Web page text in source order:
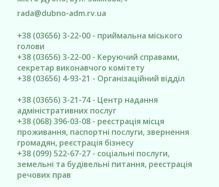
rada@dubno-adm.rv.ua
+38 (03656) 3-22-00 - приймальна міського
голови
+38 (03656) 3-22-00 - Керуючий справами,
секретар виконавчого комітету
+38 (03656) 4-93-21 - Організаційний відділ
+38 (03656) 3-21-74 - Центр надання
адміністративних послуг
+38 (068) 396-03-08 - реєстрація місця
проживання, паспортні послуги, звернення
громадян, реєстрація бізнесу
+38 (099) 522-67-27 - соціальні послуги,
земельні та будівельні питання, реєстрація
речових прав